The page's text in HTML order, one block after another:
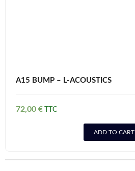
A15 BUMP – L-ACOUSTICS
72,00 €
ADD TO CART